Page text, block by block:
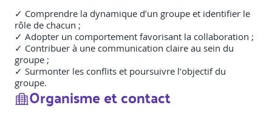
✓ Comprendre la dynamique d’un groupe et identifier le
rôle de chacun ;
✓ Adopter un comportement favorisant la collaboration ;
✓ Contribuer à une communication claire au sein du
groupe ;
✓ Surmonter les conflits et poursuivre l’objectif du
groupe.
Organisme et contact